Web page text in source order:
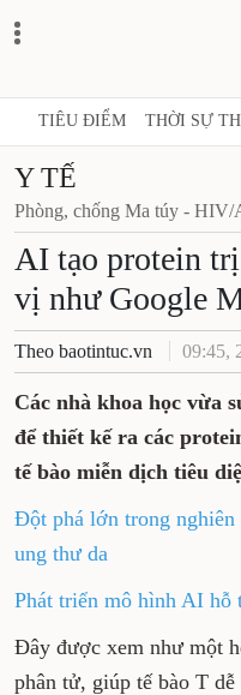
TIÊU ĐIỂM THỜI SỰ
Y TẾ
Phòng, chống Ma túy - HIV/
AI tạo protein
vị như Google
Theo baotintuc.vn 09:45,
Các nhà khoa học vừa
để thiết kế ra các
tế bào miễn dịch tiêu
Đột phá lớn trong
ung thư da
Phát triển mô hình AI
Đây được xem như một
phân tử, giúp tế bào T